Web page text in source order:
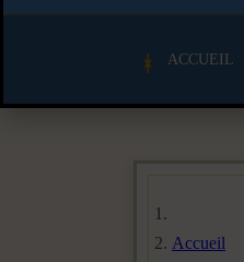
ACCUEIL
Accueil